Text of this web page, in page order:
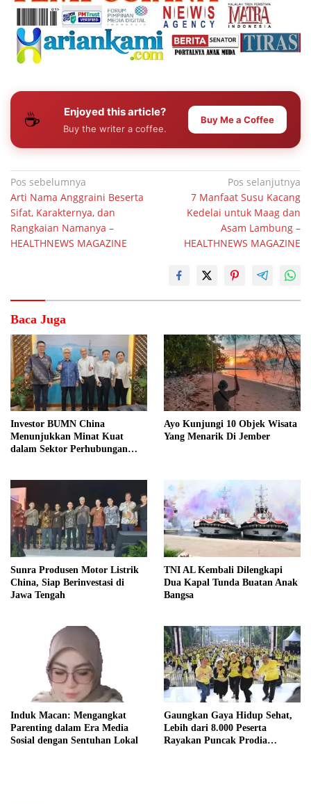
☕ Enjoyed this article?
Buy the writer a coffee.
Buy Me a Coffee
Navigasi
pos
Pos sebelumnya
Arti Nama Anggraini Beserta
Sifat, Karakternya, dan
Rangkaian Namanya –
HEALTHNEWS MAGAZINE
Pos selanjutnya
7 Manfaat Susu Kacang
Kedelai untuk Maag dan
Asam Lambung –
HEALTHNEWS MAGAZINE
Baca Juga
Investor BUMN China
Menunjukkan Minat Kuat
dalam Sektor Perhubungan
Ayo Kunjungi 10 Objek Wisata
Yang Menarik Di Jember
Sunra Produsen Motor Listrik
China, Siap Berinvestasi di
Jawa Tengah
TNI AL Kembali Dilengkapi
Dua Kapal Tunda Buatan Anak
Bangsa
Induk Macan: Mengangkat
Parenting dalam Era Media
Sosial dengan Sentuhan Lokal
Gaungkan Gaya Hidup Sehat,
Lebih dari 8.000 Peserta
Rayakan Puncak Prodia